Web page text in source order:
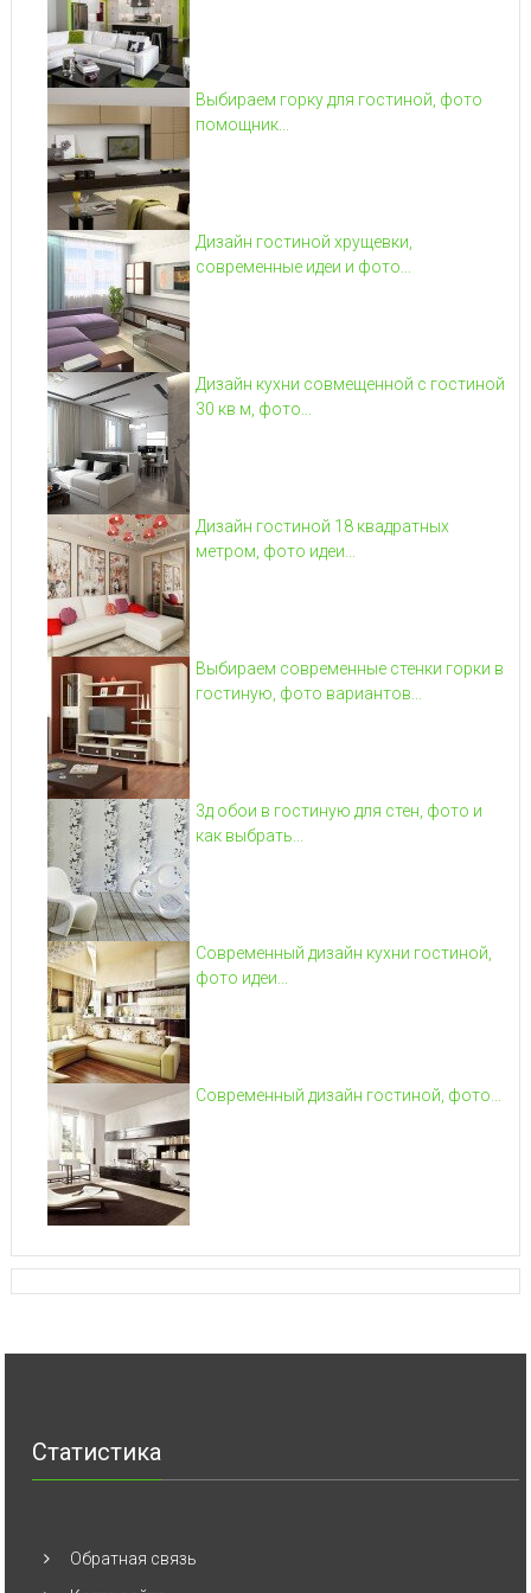
Выбираем горку для гостиной, фото
помощник...
Дизайн гостиной хрущевки,
современные идеи и фото...
Дизайн кухни совмещенной с гостиной
30 кв м, фото...
Дизайн гостиной 18 квадратных
метром, фото идеи...
Выбираем современные стенки горки в
гостиную, фото вариантов...
3д обои в гостиную для стен, фото и
как выбрать...
Современный дизайн кухни гостиной,
фото идеи...
Современный дизайн гостиной, фото...
Статистика
Обратная связь